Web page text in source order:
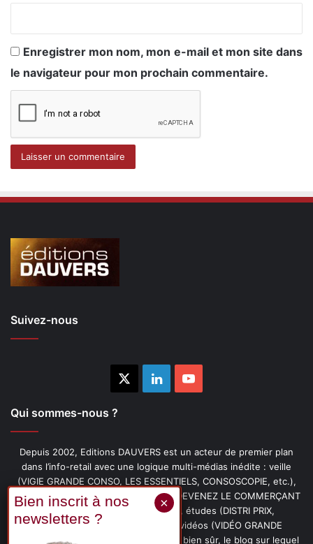
Enregistrer mon nom, mon e-mail et mon site dans
le navigateur pour mon prochain commentaire.
Suivez-nous
LinkedinYouTube
Qui sommes-nous ?
Depuis 2002, Editions DAUVERS est un acteur de premier plan
dans l’info-retail avec une logique multi-médias inédite : veille
(VIGIE GRANDE CONSO, LES ESSENTIELS, CONSOSCOPIE, etc.),
livres (PENSER-CLIENT, IMAGE-PRIX, DEVENEZ LE COMMERÇANT
PRÉFÉRÉ DE VOS CLIENTS, etc.), études (DISTRI PRIX,
PROMOFLASH, DRIVE INSIGHTS), vidéos (VIDÉO GRANDE
CONSO), podcasts (CAFÉ CONSO) et, bien sûr, le blog sur lequel